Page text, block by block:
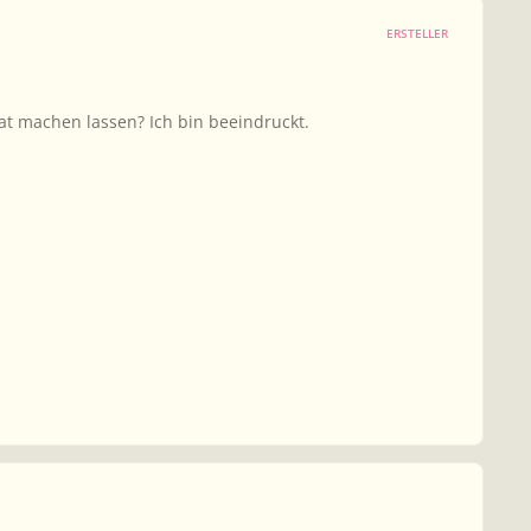
ERSTELLER
machen lassen? Ich bin beeindruckt.